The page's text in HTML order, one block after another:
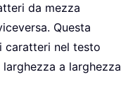
da mezza
Questa
caratteri nel testo
a larghezza